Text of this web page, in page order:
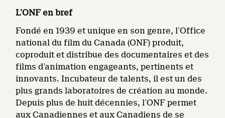
L’ONF en bref
Fondé en 1939 et unique en son genre, l’Office
national du film du Canada (ONF) produit,
coproduit et distribue des documentaires et des
films d’animation engageants, pertinents et
innovants. Incubateur de talents, il est un des
plus grands laboratoires de création au monde.
Depuis plus de huit décennies, l’ONF permet
aux Canadiennes et aux Canadiens de se